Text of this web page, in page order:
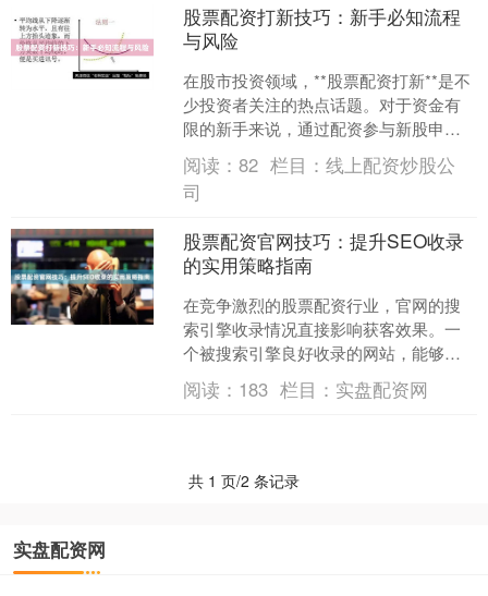
股票配资打新技巧：新手必知流程
与风险
在股市投资领域，**股票配资打新**是不
少投资者关注的热点话题。对于资金有
限的新手来说，通过配资参与新股申
购，有机会放大收益，但同时也伴随着
不可忽视的风险。本文....
阅读：82 栏目：线上配资炒股公
司
股票配资官网技巧：提升SEO收录
的实用策略指南
在竞争激烈的股票配资行业，官网的搜
索引擎收录情况直接影响获客效果。一
个被搜索引擎良好收录的网站，能够持
续带来精准流量，降低获客成本。本文
将为您提供一套实用的SE....
阅读： 183 栏目： 实盘配资网
共 1 页/2 条记录
实盘配资网